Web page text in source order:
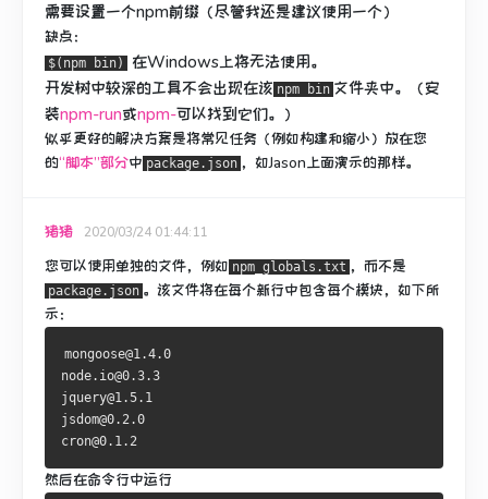
需要设置一个npm前缀（尽管我还是建议使用一个）
缺点：
$(npm bin)
在Windows上将无法使用。
开发树中较深的工具不会出现在该 npm bin 文件夹中。
（安
装npm-run或npm-可以找到它们。）
似乎更好的解决方案是将常见任务（例如构建和缩小）放在您
的“脚本”部分中 package.json ，如Jason上面演示的那样。
猪猪 2020/03/24 01:44:11
您可以使用单独的文件，例如 npm_globals.txt ，而不是
package.json 。 该文件将在每个新行中包含每个模块，如下所
示：
mongoose@1.4.0
node.io@0.3.3
jquery@1.5.1
jsdom@0.2.0
cron@0.1.2
然后在命令行中运行